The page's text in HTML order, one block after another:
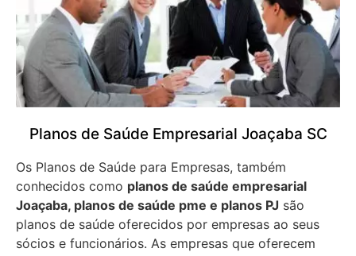
Planos de Saúde Empresarial Joaçaba SC
Os Planos de Saúde para Empresas, também
conhecidos como planos de saúde empresarial
Joaçaba, planos de saúde pme e planos PJ são
planos de saúde oferecidos por empresas ao seus
sócios e funcionários. As empresas que oferecem